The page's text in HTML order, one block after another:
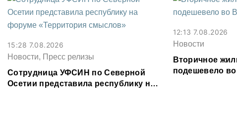
15:28 7.08.2026
Новости, Пресс релизы
Сотрудница УФСИН по Северной
Осетии представила республику на
12:13 7.08.2026
Новости
Вторичное
подешевело во